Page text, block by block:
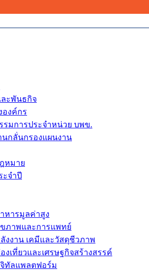
ะพันธกิจ
องค์กร
มการประจำหน่วย บพข.
กลั่นกรองแผนงาน
หมาย
ะจำปี
หารมูลค่าสูง
ภาพและการแพทย์
งงาน เคมีและวัสดุชีวภาพ
งเที่ยวและเศรษฐกิจสร้างสรรค์
ทัลแพลตฟอร์ม